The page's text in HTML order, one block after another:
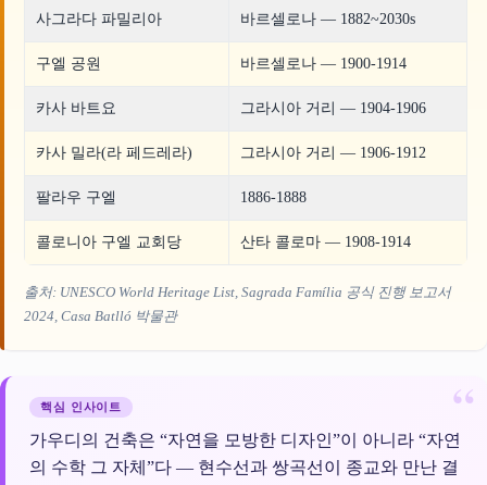
사그라다 파밀리아 바르셀로나 — 1882~2030s
구엘 공원 바르셀로나 — 1900-1914
카사 바트요 그라시아 거리 — 1904-1906
카사 밀라(라 페드레라) 그라시아 거리 — 1906-1912
팔라우 구엘 1886-1888
콜로니아 구엘 교회당 산타 콜로마 — 1908-1914
출처: UNESCO World Heritage List, Sagrada Família 공식 진행 보고서
2024, Casa Batlló 박물관
핵심 인사이트
가우디의 건축은 “자연을 모방한 디자인”이 아니라 “자연
의 수학 그 자체”다 — 현수선과 쌍곡선이 종교와 만난 결